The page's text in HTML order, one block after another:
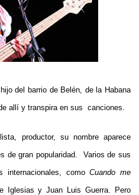
del barrio de Belén, de la Habana
allí y transpira en sus canciones.
productor, su nombre aparece
de gran popularidad. Varios de sus
internacionales, comoCuando me
Iglesias y Juan Luis Guerra. Pero